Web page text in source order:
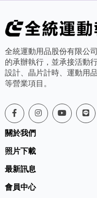
全統運動用品股份有限公
的承辦執行，並承接活動
設計、晶片計時、運動用
等營業項目。
關於我們
照片下載
最新訊息
會員中心